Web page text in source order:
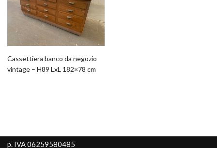
Cassettiera banco da negozio
vintage – H89 LxL 182×78 cm
p. IVA 06259580485